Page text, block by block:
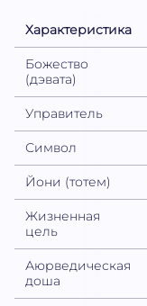
Характеристика
Божество
(дэвата)
Управитель
Символ
Йони (тотем)
Жизненная
цель
Аюрведическая
доша